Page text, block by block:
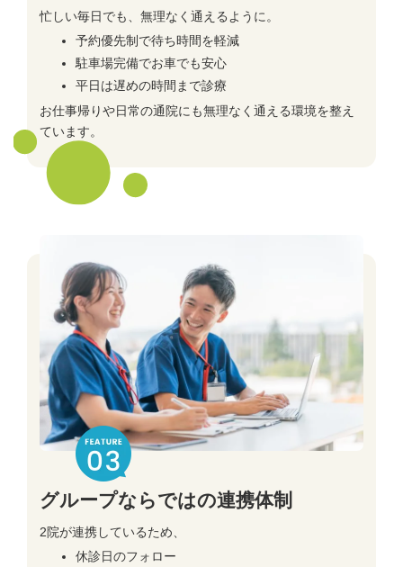
忙しい毎日でも、無理なく通えるように。
予約優先制で待ち時間を軽減
駐車場完備でお車でも安心
平日は遅めの時間まで診療
お仕事帰りや日常の通院にも無理なく通える環境を整え
ています。
グループならではの連携体制
2院が連携しているため、
休診日のフォロー